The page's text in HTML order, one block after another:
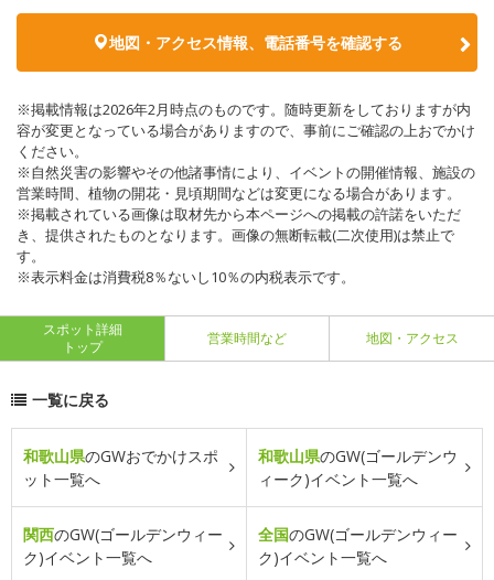
地図・アクセス情報、電話番号を確認する
※掲載情報は2026年2月時点のものです。随時更新をしておりますが内
容が変更となっている場合がありますので、事前にご確認の上おでかけ
ください。
※自然災害の影響やその他諸事情により、イベントの開催情報、施設の
営業時間、植物の開花・見頃期間などは変更になる場合があります。
※掲載されている画像は取材先から本ページへの掲載の許諾をいただ
き、提供されたものとなります。画像の無断転載(二次使用)は禁止で
す。
※表示料金は消費税8％ないし10％の内税表示です。
スポット詳細
トップ
営業時間など 地図・アクセス
一覧に戻る
和歌山県のGWおでかけスポ
ット一覧へ
和歌山県のGW(ゴールデンウ
ィーク)イベント一覧へ
関西のGW(ゴールデンウィー
ク)イベント一覧へ
全国のGW(ゴールデンウィー
ク)イベント一覧へ